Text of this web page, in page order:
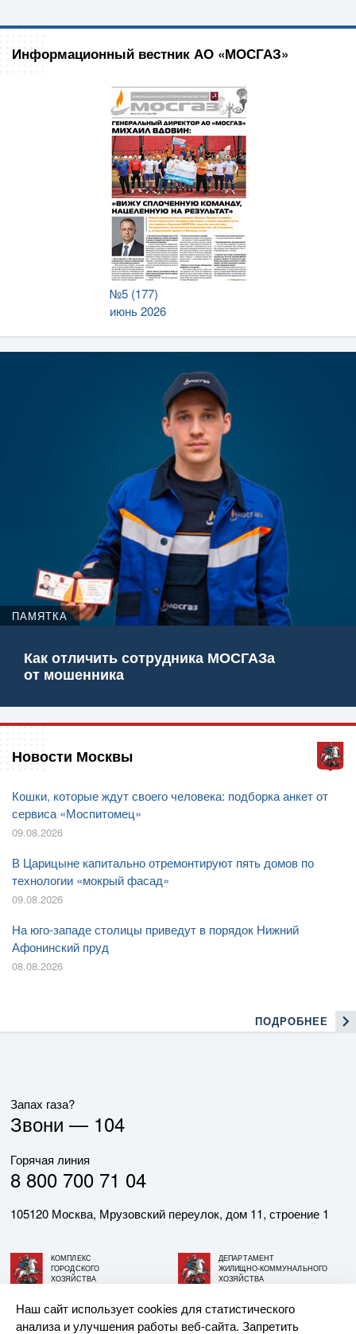
Информационный вестник АО «МОСГАЗ»
№5 (177)
июнь 2026
ПАМЯТКА
Как отличить сотрудника МОСГАЗа
от мошенника
Новости Москвы
Кошки, которые ждут своего человека: подборка анкет от
сервиса «Моспитомец»
09.08.2026
В Царицыне капитально отремонтируют пять домов по
технологии «мокрый фасад»
09.08.2026
На юго-западе столицы приведут в порядок Нижний
Афонинский пруд
08.08.2026
ПОДРОБНЕЕ
Запах газа?
Звони — 104
Горячая линия
8 800 700 71 04
105120 Москва, Мрузовский переулок, дом 11, строение 1
КОМПЛЕКС
ГОРОДСКОГО
ХОЗЯЙСТВА
ДЕПАРТАМЕНТ
ЖИЛИЩНО-КОММУНАЛЬНОГО
ХОЗЯЙСТВА
Наш сайт использует cookies для статистического
анализа и улучшения работы веб-сайта. Запретить